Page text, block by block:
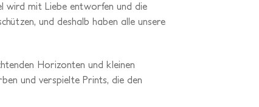
wird mit Liebe entworfen und die
und deshalb haben alle unsere
Horizonten und kleinen
und verspielte Prints, die den